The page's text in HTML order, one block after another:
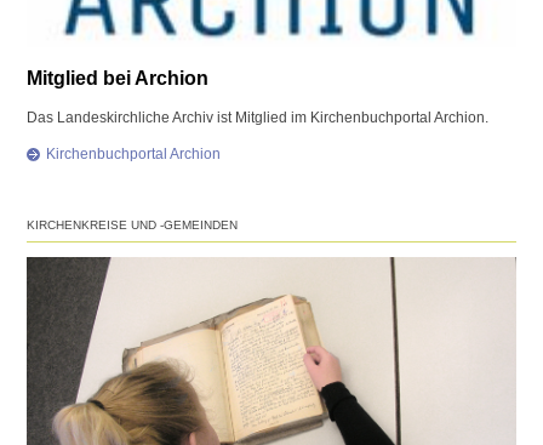
Mitglied bei Archion
Das Landeskirchliche Archiv ist Mitglied im Kirchenbuchportal Archion.
Kirchenbuchportal Archion
KIRCHENKREISE UND -GEMEINDEN